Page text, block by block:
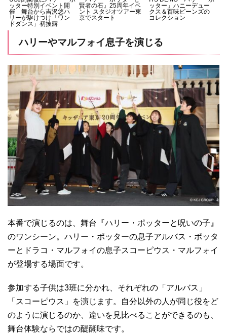
ッター特別イベント開
催 舞台から吉沢悠ハ
リーが駆けつけ「ワン
ドダンス」初披露
賢者の石』25周年イベ
ント スタジオツアー東
京でスタート
ッター」ハニーデュー
クス＆百味ビーンズの
コレクション
ハリーやマルフォイ息子を演じる
本番で演じるのは、舞台『ハリー・ポッターと呪いの子』
のワンシーン。ハリー・ポッターの息子アルバス・ポッタ
ーとドラコ・マルフォイの息子スコーピウス・マルフォイ
が登場する場面です。
参加する子供は3班に分かれ、それぞれの「アルバス」
「スコーピウス」を演じます。自分以外の人が同じ役をど
のように演じるのか、違いを見比べることができるのも、
舞台体験ならではの醍醐味です。